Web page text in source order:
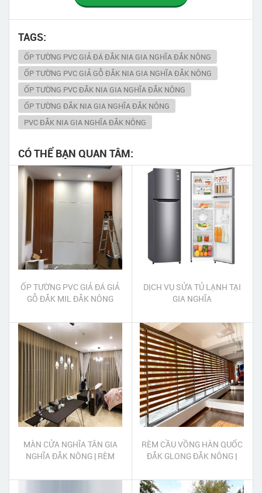
TAGS:
ỐP TƯỜNG PVC GIẢ ĐÁ ĐẮK NIA GIA NGHĨA ĐẮK NÔNG
ỐP TƯỜNG PVC GIẢ GỖ ĐẮK NIA GIA NGHĨA ĐẮK NÔNG
ỐP TƯỜNG PVC ĐẮK NIA GIA NGHĨA ĐẮK NÔNG
ỐP TƯỜNG ĐẮK NIA GIA NGHĨA ĐẮK NÔNG
PVC ĐẮK NIA GIA NGHĨA ĐẮK NÔNG
CÓ THỂ BẠN QUAN TÂM:
ỐP TƯỜNG PVC GIẢ ĐÁ GIẢ
GỖ ĐẮK MIL ĐẮK NÔNG
DỊCH VỤ SỬA TỦ LẠNH TẠI
GIA NGHĨA
MÀN CỬA NGHĨA TÂN GIA
NGHĨA ĐẮK NÔNG | RÈM
ĐẮK NÔNG
RÈM CẦU VỒNG HÀN QUỐC
ĐẮK GLONG ĐẮK NÔNG |
GLONG ĐẮK NÔNG